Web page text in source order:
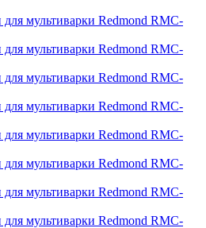
для мультиварки Redmond RMC-
для мультиварки Redmond RMC-
для мультиварки Redmond RMC-
для мультиварки Redmond RMC-
для мультиварки Redmond RMC-
для мультиварки Redmond RMC-
для мультиварки Redmond RMC-
для мультиварки Redmond RMC-